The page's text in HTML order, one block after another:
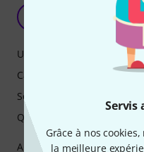
Servis
Grâce à nos
la meilleure
Flamma FX20
Absolutely great product!
Utilisation
Caractéristiques
Son
Qualité de fabrication